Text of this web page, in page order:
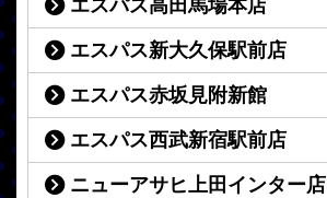
エスパス高田馬場本店
エスパス新大久保駅前店
エスパス赤坂見附新館
エスパス西武新宿駅前店
ニューアサヒ上田インター店